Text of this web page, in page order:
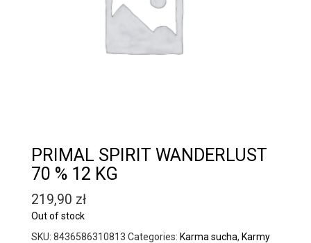
PRIMAL SPIRIT WANDERLUST
70 % 12 KG
219,90 zł
Out of stock
SKU: 8436586310813 Categories: Karma sucha, Karmy